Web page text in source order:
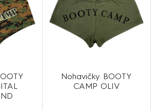
Nohavičky BOOTY
CAMP OLIV